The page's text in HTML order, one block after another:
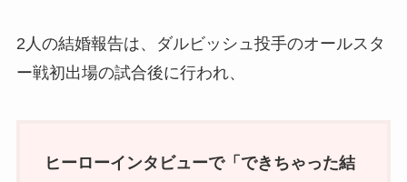
2人の結婚報告は、ダルビッシュ投手のオールスタ
ー戦初出場の試合後に行われ、
ヒーローインタビューで「できちゃった結